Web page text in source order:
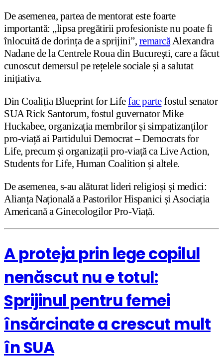
De asemenea, partea de mentorat este foarte
importantă: „lipsa pregătirii profesioniste nu poate fi
înlocuită de dorința de a sprijini”, remarcăAlexandra
Nadane de la Centrele Roua din București, care a făcut
cunoscut demersul pe rețelele sociale și a salutat
inițiativa.
Din Coaliția Blueprint for Lifefac partefostul senator
SUA Rick Santorum, fostul guvernator Mike
Huckabee, organizația membrilor și simpatizanților
pro-viață ai Partidului Democrat – Democrats for
Life, precum și organizații pro-viață ca Live Action,
Students for Life, Human Coalition și altele.
De asemenea, s-au alăturat lideri religioși și medici:
Alianța Națională a Pastorilor Hispanici și Asociația
Americană a Ginecologilor Pro-Viață.
A proteja prin lege copilul
nenăscut nu e totul:
Sprijinul pentru femei
însărcinate a crescut mult
în SUA